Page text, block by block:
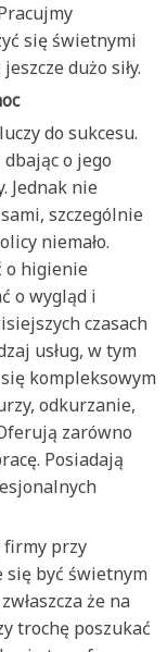
się świetnymi
dużo siły.
do sukcesu.
o jego
Jednak nie
szczególnie
niemało.
o higienie
o wygląd i
czasach
usług, w tym
kompleksowym
odkurzanie,
zarówno
Posiadają
firmy przy
być świetnym
że na
trochę poszukać